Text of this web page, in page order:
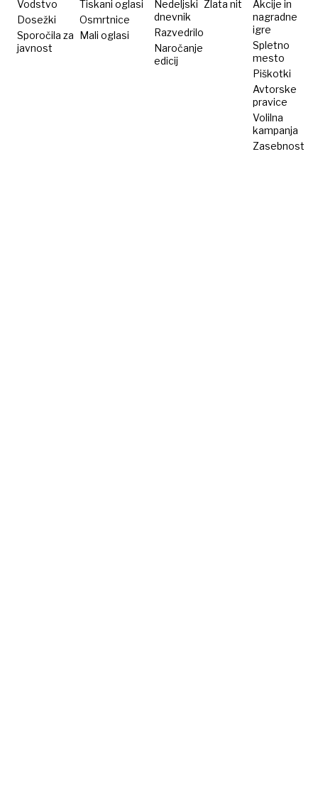
poskušajo
že
100
let
Vodstvo
Dosežki
Sporočila za
javnost
Tiskani oglasi
Osmrtnice
Mali oglasi
Nedeljski
dnevnik
Razvedrilo
Naročanje
edicij
Zlata nit
Akcije in
nagradne
igre
Spletno
mesto
Piškotki
Avtorske
pravice
Volilna
kampanja
Zasebnost